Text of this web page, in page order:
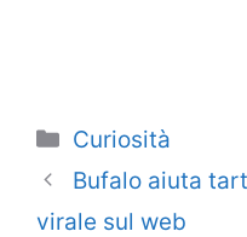
Categorie
Curiosità
Bufalo aiuta
virale sul web